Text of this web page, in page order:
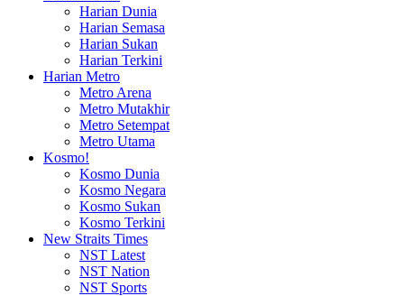
Harian Dunia
Harian Semasa
Harian Sukan
Harian Terkini
Harian Metro
Metro Arena
Metro Mutakhir
Metro Setempat
Metro Utama
Kosmo!
Kosmo Dunia
Kosmo Negara
Kosmo Sukan
Kosmo Terkini
New Straits Times
NST Latest
NST Nation
NST Sports